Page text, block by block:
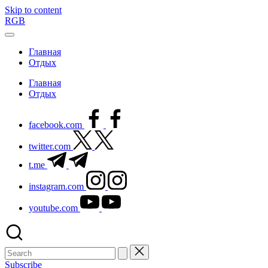
Skip to content
RGB
Главная
Отдых
Главная
Отдых
facebook.com
twitter.com
t.me
instagram.com
youtube.com
Subscribe